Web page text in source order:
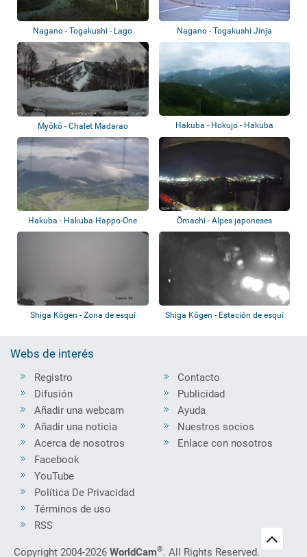
Nagano - Togakushi - Lago
Kagami
Nagano - Togakushi Jinja
Myōkō - Chalet Madarao
Hakuba - Hokujo - Hakuba
Iwatake Mountai...
Hakuba - Hakuba Happo-One
Resort
Ōmachi - Alpes japoneses
Shiga Kōgen - Zona de esquí
Shiga Kōgen - Estación de esquí
Webs de interés
Registro
Difusión
Añadir una webcam
Añadir una noticia
Acerca de nosotros
Contacto
Publicidad
Ayuda
Nuestros socios
Enlace con nosotros
Facebook
YouTube
Política De Privacidad
Términos de uso
RSS
Copyright 2004-2026 WorldCam®. All Rights Reserved.